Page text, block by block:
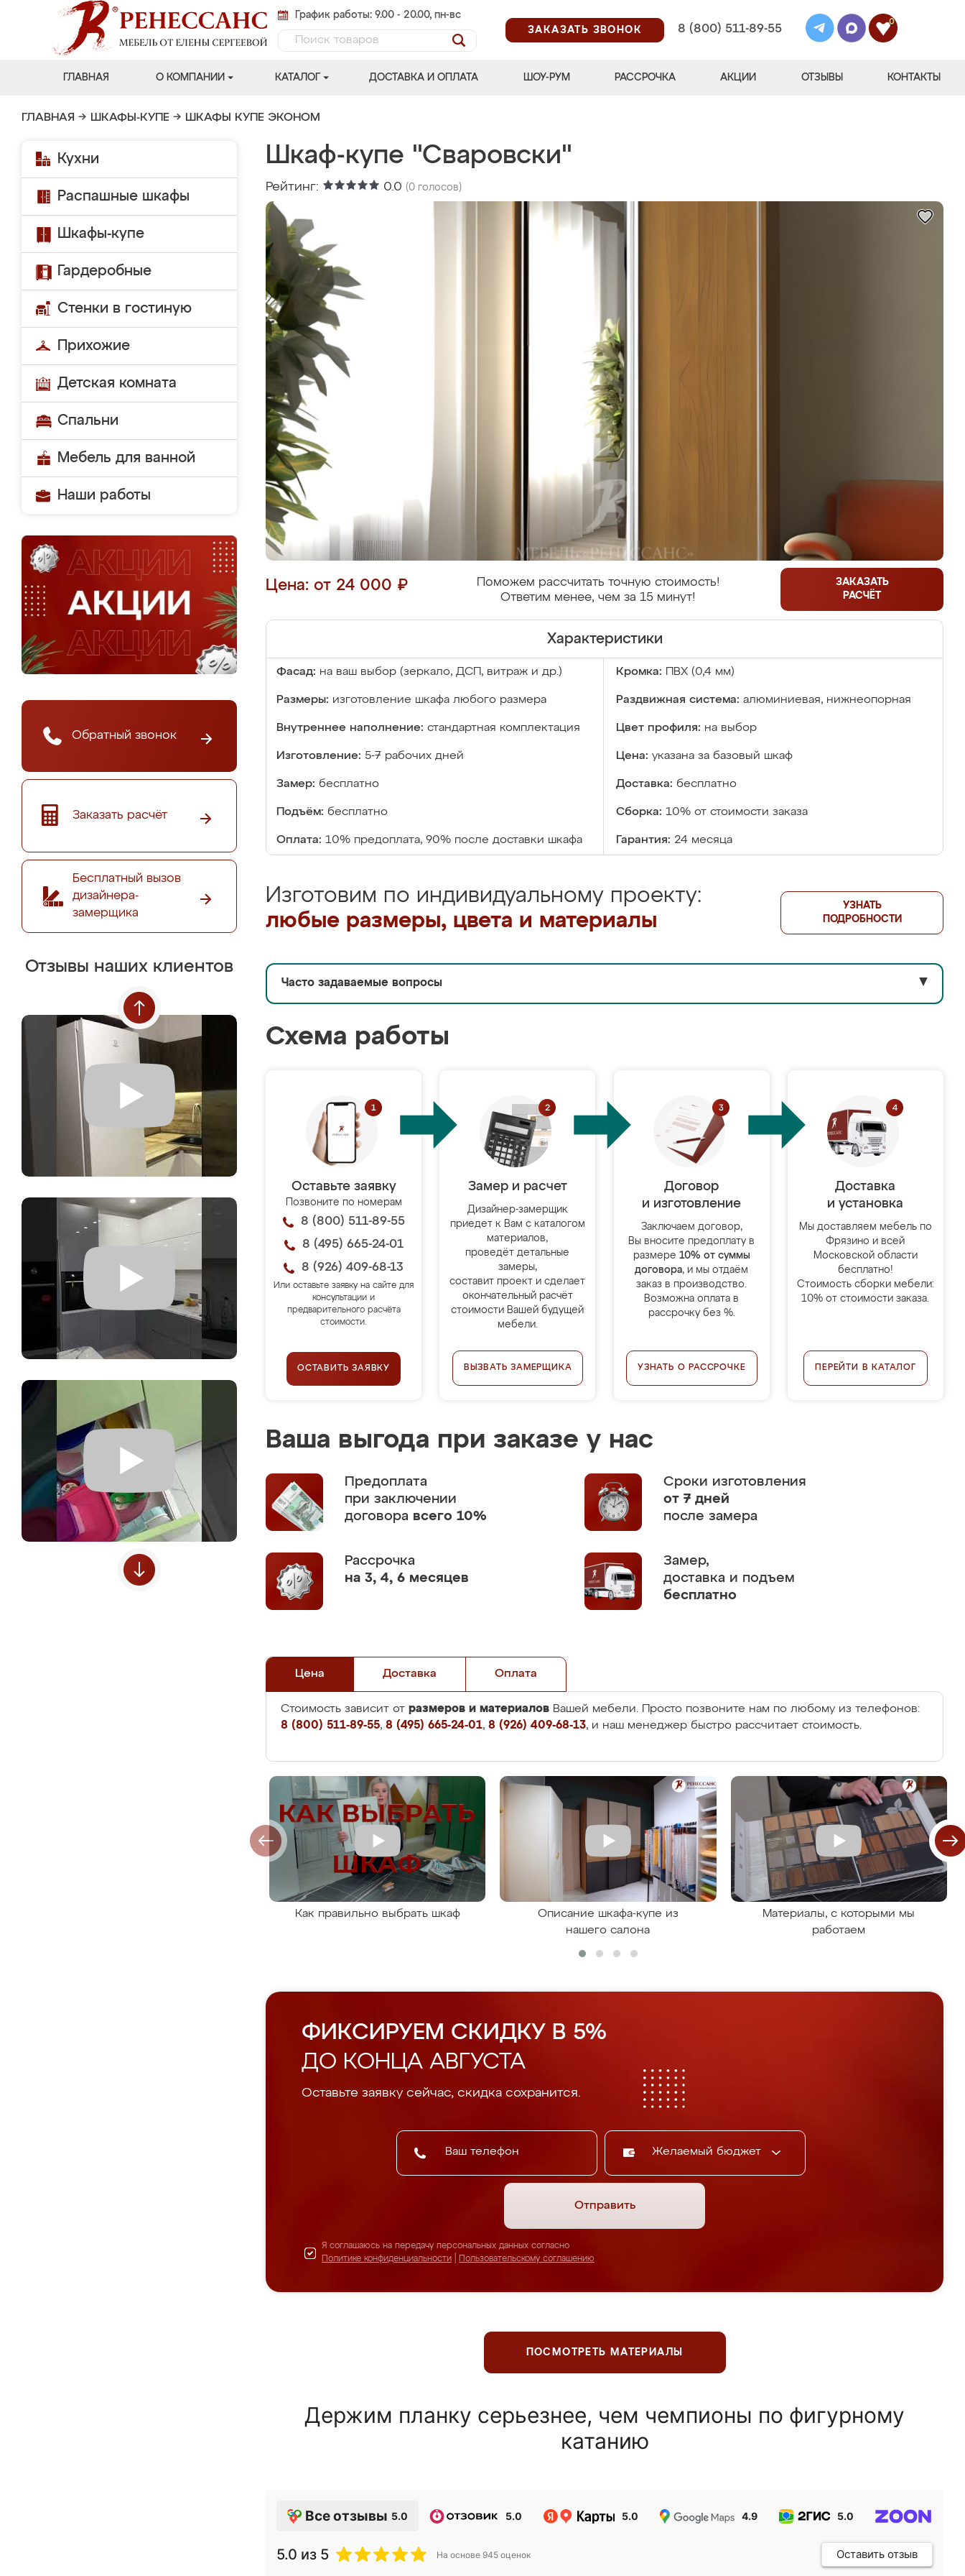
График работы: 9.00 - 20.00, пн-вс
ЗАКАЗАТЬ ЗВОНОК
8 (800) 511-89-55
0
ГЛАВНАЯ О КОМПАНИИ КАТАЛОГ ДОСТАВКА И ОПЛАТА ШОУ-РУМ РАССРОЧКА АКЦИИ ОТЗЫВЫ КОНТАКТЫ
ГЛАВНАЯ → ШКАФЫ-КУПЕ → ШКАФЫ КУПЕ ЭКОНОМ
Кухни
Распашные шкафы
Шкафы-купе
Гардеробные
Стенки в гостиную
Прихожие
Детская комната
Спальни
Мебель для ванной
Наши работы
Обратный звонок
Заказать расчёт
Бесплатный вызов
дизайнера-
замерщика
Отзывы наших клиентов
Шкаф-купе "Сваровски"
Рейтинг: 0.0 (0 голосов)
Цена: от 24 000 ₽
Поможем рассчитать точную стоимость!
Ответим менее, чем за 15 минут!
ЗАКАЗАТЬ
РАСЧЁТ
Характеристики
Фасад: на ваш выбор (зеркало, ДСП, витраж и др.) Кромка: ПВХ (0,4 мм)
Размеры: изготовление шкафа любого размера Раздвижная система: алюминиевая, нижнеопорная
Внутреннее наполнение: стандартная комплектация Цвет профиля: на выбор
Изготовление: 5-7 рабочих дней Цена: указана за базовый шкаф
Замер: бесплатно Доставка: бесплатно
Подъём: бесплатно Сборка: 10% от стоимости заказа
Оплата: 10% предоплата, 90% после доставки шкафа Гарантия: 24 месяца
Изготовим по индивидуальному проекту:
любые размеры, цвета и материалы
УЗНАТЬ
ПОДРОБНОСТИ
Часто задаваемые вопросы ▼
Схема работы
Оставьте заявку
Позвоните по номерам
8 (800) 511-89-55
8 (495) 665-24-01
8 (926) 409-68-13
Или оставьте заявку на сайте для
консультации и
предварительного расчёта
стоимости.
ОСТАВИТЬ ЗАЯВКУ
Замер и расчет
Дизайнер-замерщик
приедет к Вам с каталогом
материалов,
проведёт детальные
замеры,
составит проект и сделает
окончательный расчёт
стоимости Вашей будущей
мебели.
ВЫЗВАТЬ ЗАМЕРЩИКА
Договор
и изготовление
Заключаем договор,
Вы вносите предоплату в
размере 10% от суммы
договора, и мы отдаём
заказ в производство.
Возможна оплата в
рассрочку без %.
УЗНАТЬ О РАССРОЧКЕ
Доставка
и установка
Мы доставляем мебель по
Фрязино и всей
Московской области
бесплатно!
Стоимость сборки мебели:
10% от стоимости заказа.
ПЕРЕЙТИ В КАТАЛОГ
Ваша выгода при заказе у нас
Предоплата
при заключении
договора всего 10%
Сроки изготовления
от 7 дней
после замера
Рассрочка
на 3, 4, 6 месяцев
Замер,
доставка и подъем
бесплатно
Цена Доставка Оплата
Стоимость зависит от размеров и материалов Вашей мебели. Просто позвоните нам по любому из телефонов:
8 (800) 511-89-55, 8 (495) 665-24-01, 8 (926) 409-68-13, и наш менеджер быстро рассчитает стоимость.
Как правильно выбрать шкаф
Описание шкафа-купе из
нашего салона
Материалы, с которыми мы
работаем
ФИКСИРУЕМ СКИДКУ В 5%
ДО КОНЦА АВГУСТА
Оставьте заявку сейчас, скидка сохранится.
Желаемый бюджет
Отправить
Я соглашаюсь на передачу персональных данных согласно
Политике конфиденциальности
Пользовательскому соглашению
ПОСМОТРЕТЬ МАТЕРИАЛЫ
Держим планку серьезнее, чем чемпионы по фигурному
катанию
Все отзывы 5.0 5.0 5.0 4.9 5.0
5.0 из 5 На основе 945 оценок Оставить отзыв